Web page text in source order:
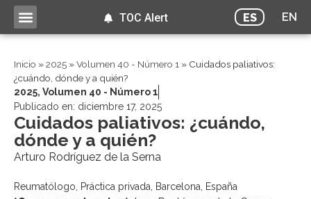
ES EN
TOC Alert
Inicio »2025 »Volumen 40 - Número 1 » Cuidados paliativos:
¿cuándo, dónde y a quién?
2025, Volumen 40 - Número 1
Publicado en: diciembre 17, 2025
Cuidados paliativos: ¿cuándo,
dónde y a quién?
Arturo Rodríguez de la Serna
Reumatólogo, Práctica privada, Barcelona, España